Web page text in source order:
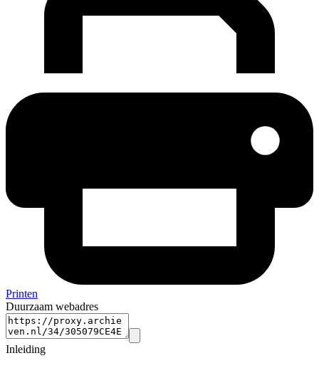
Printen
Duurzaam webadres
Inleiding